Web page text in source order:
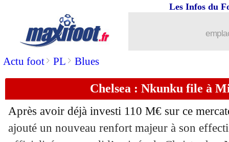
Actu foot> PL > Blues
Les Infos du
Chelsea : Nkunku file à
Après avoir déjà investi 110 M€ sur ce
ajouté un nouveau renfort majeur à son
Leipzig : Vermeeren arrive à l'OM !
30/08 OM: Nadir d'entrée de jeu pour
30/08 Man Utd: Ruben Amorim sur la
30/08 OM: Ounahi signe à Gérone (officiel)